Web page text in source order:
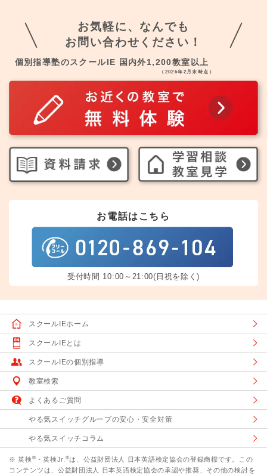
お気軽に、なんでも
お問い合わせください！
個別指導塾のスクールIE 国内外1,200教室以上
（2026年2月末時点）
お電話はこちら
受付時間 10:00～21:00(日祝を除く)
スクールIEホーム
スクールIEとは
スクールIEの個別指導
教室検索
よくあるご質問
やる気スイッチグループの安心・安全対策
やる気スイッチコラム
※ 英検 ® ・英検Jr. ®は、公益財団法人 日本英語検定協会の登録商標です。この
コンテンツは、公益財団法人 日本英語検定協会の承認や推奨、その他の検討を